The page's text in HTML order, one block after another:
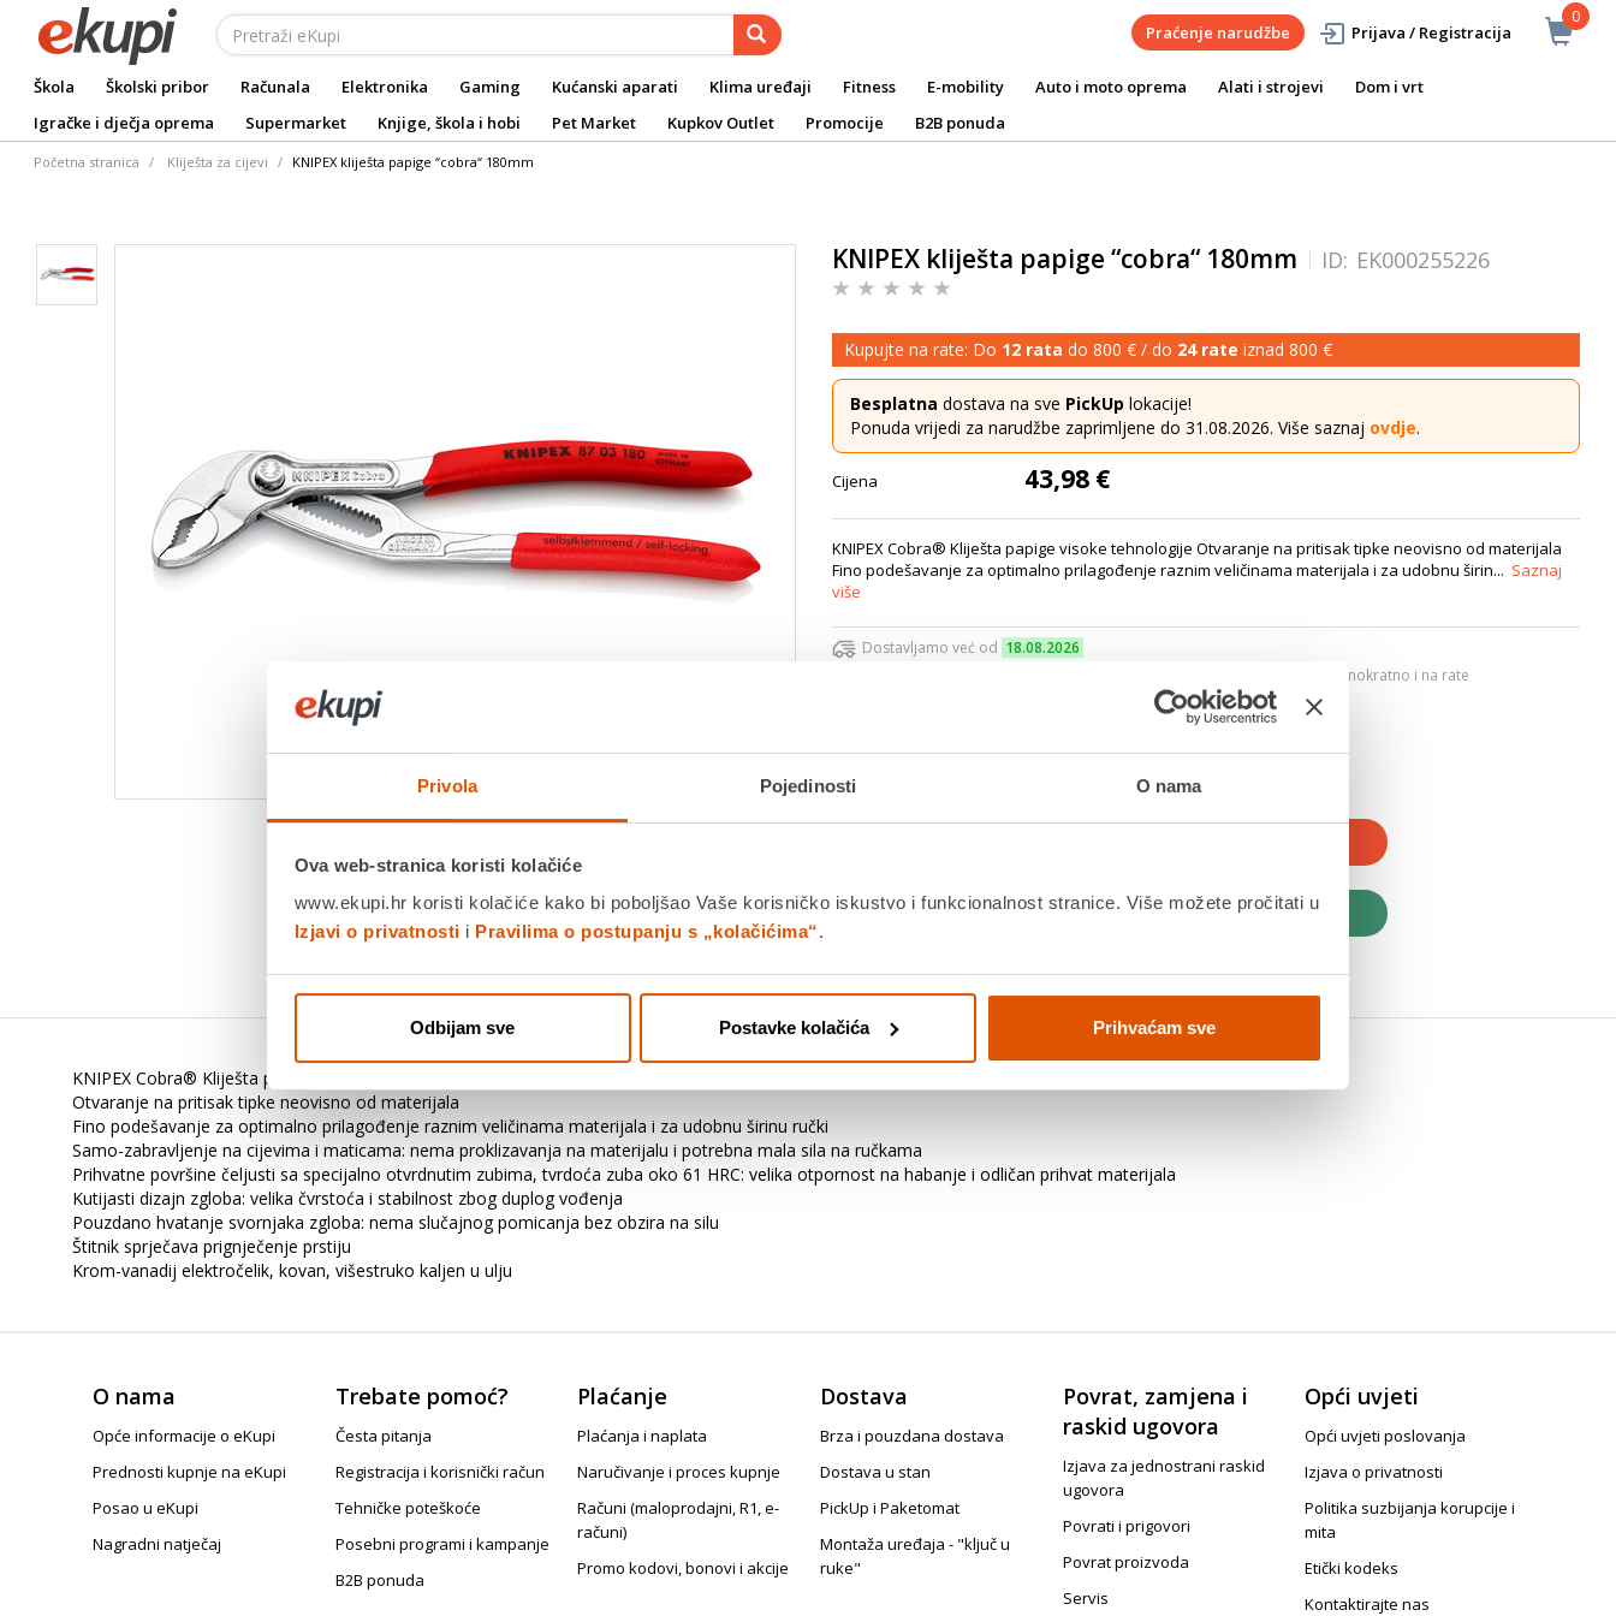
Privola Pojedinosti O nama
Ova web-stranica koristi kolačiće
www.ekupi.hr koristi kolačiće kako bi poboljšao Vaše korisničko iskustvo i funkcionalnost stranice. Više možete pročitati u
Izjavi o privatnosti i Pravilima o postupanju s „kolačićima“.
Odbijam sve Postavke kolačića Prihvaćam sve
0
Praćenje narudžbe Prijava / Registracija
Škola Školski pribor Računala Elektronika Gaming Kućanski aparati Klima uređaji Fitness E-mobility Auto i moto oprema Alati i strojevi
Dom i vrt
Igračke i dječja oprema
Supermarket Knjige, škola i hobi Pet Market Kupkov Outlet Promocije B2B ponuda
Početna stranica Kliješta za cijevi KNIPEX kliješta papige “cobra“ 180mm
Povucite preko slike za zoom
KNIPEX kliješta papige “cobra“ 180mm ID: EK000255226
Kupujte na rate: Do 12 rata do 800 € / do 24 rate iznad 800 €
Besplatna dostava na sve PickUp lokacije!
Ponuda vrijedi za narudžbe zaprimljene do 31.08.2026. Više saznaj ovdje.
Cijena 43,98 €
KNIPEX Cobra® Kliješta papige visoke tehnologije Otvaranje na pritisak tipke neovisno od materijala
Fino podešavanje za optimalno prilagođenje raznim veličinama materijala i za udobnu širin... Saznaj
više
Dostavljamo već od 18.08.2026
Platite gotovinom pri preuzimanju, Internet bankarstvom, karticama jednokratno i na rate
KUPITE ODMAH
Detalji proizvoda Specifikacije Ocjene
KNIPEX Cobra® Kliješta papige visoke tehnologije
Otvaranje na pritisak tipke neovisno od materijala
Fino podešavanje za optimalno prilagođenje raznim veličinama materijala i za udobnu širinu ručki
Samo-zabravljenje na cijevima i maticama: nema proklizavanja na materijalu i potrebna mala sila na ručkama
Prihvatne površine čeljusti sa specijalno otvrdnutim zubima, tvrdoća zuba oko 61 HRC: velika otpornost na habanje i odličan prihvat materijala
Kutijasti dizajn zgloba: velika čvrstoća i stabilnost zbog duplog vođenja
Pouzdano hvatanje svornjaka zgloba: nema slučajnog pomicanja bez obzira na silu
Štitnik sprječava prignječenje prstiju
Krom-vanadij elektročelik, kovan, višestruko kaljen u ulju
O nama
Opće informacije o eKupi
Prednosti kupnje na eKupi
Posao u eKupi
Nagradni natječaj
Trebate pomoć?
Česta pitanja
Registracija i korisnički račun
Tehničke poteškoće
Posebni programi i kampanje
B2B ponuda
Plaćanje
Plaćanja i naplata
Naručivanje i proces kupnje
Računi (maloprodajni, R1, e-
računi)
Promo kodovi, bonovi i akcije
Dostava
Brza i pouzdana dostava
Dostava u stan
PickUp i Paketomat
Montaža uređaja - "ključ u
ruke"
Povrat, zamjena i
raskid ugovora
Izjava za jednostrani raskid
ugovora
Povrati i prigovori
Povrat proizvoda
Servis
Opći uvjeti
Opći uvjeti poslovanja
Izjava o privatnosti
Politika suzbijanja korupcije i
mita
Etički kodeks
Kontaktirajte nas